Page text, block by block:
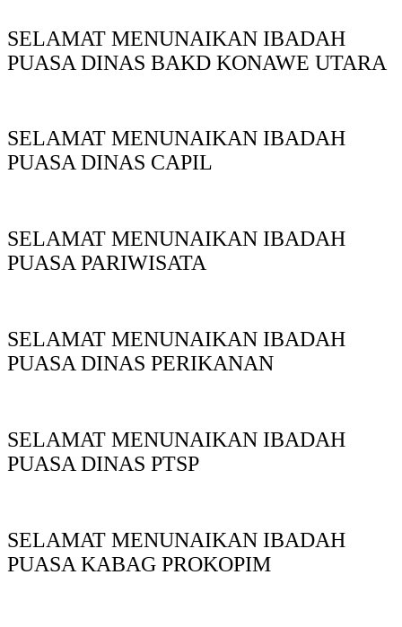
SELAMAT MENUNAIKAN IBADAH
PUASA DINAS BAKD KONAWE UTARA
SELAMAT MENUNAIKAN IBADAH
PUASA DINAS CAPIL
SELAMAT MENUNAIKAN IBADAH
PUASA PARIWISATA
SELAMAT MENUNAIKAN IBADAH
PUASA DINAS PERIKANAN
SELAMAT MENUNAIKAN IBADAH
PUASA DINAS PTSP
SELAMAT MENUNAIKAN IBADAH
PUASA KABAG PROKOPIM